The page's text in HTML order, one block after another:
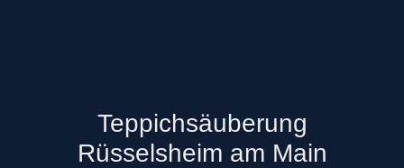
Teppichsäuberung
Rüsselsheim am Main